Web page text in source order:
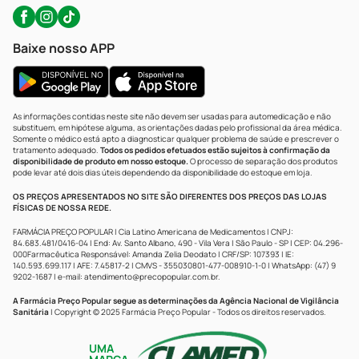
Baixe nosso APP
As informações contidas neste site não devem ser usadas para automedicação e não
substituem, em hipótese alguma, as orientações dadas pelo profissional da área médica.
Somente o médico está apto a diagnosticar qualquer problema de saúde e prescrever o
tratamento adequado. Todos os pedidos efetuados estão sujeitos à confirmação da
disponibilidade de produto em nosso estoque.O processo de separação dos produtos
pode levar até dois dias úteis dependendo da disponibilidade do estoque em loja.
OS PREÇOS APRESENTADOS NO SITE SÃO DIFERENTES DOS PREÇOS DAS LOJAS
FÍSICAS DE NOSSA REDE.
FARMÁCIA PREÇO POPULAR | Cia Latino Americana de Medicamentos | CNPJ:
84.683.481/0416-04 | End: Av. Santo Albano, 490 - Vila Vera | São Paulo - SP | CEP: 04.296-
000Farmacêutica Responsável: Amanda Zelia Deodato | CRF/SP: 107393 | IE:
140.593.699.117 | AFE: 7.45817-2 | CMVS - 355030801-477-008910-1-0 | WhatsApp: (47) 9
9202-1687 | e-mail: atendimento@precopopular.com.br.
A Farmácia Preço Popular segue as determinações da Agência Nacional de Vigilância
Sanitária | Copyright © 2025 Farmácia Preço Popular - Todos os direitos reservados.
UMA